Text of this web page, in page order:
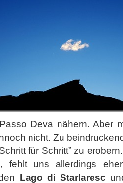
Deva nähern. Aber
nicht. Zu
für Schritt” zu
fehlt uns allerdings
Lago di Starlaresc